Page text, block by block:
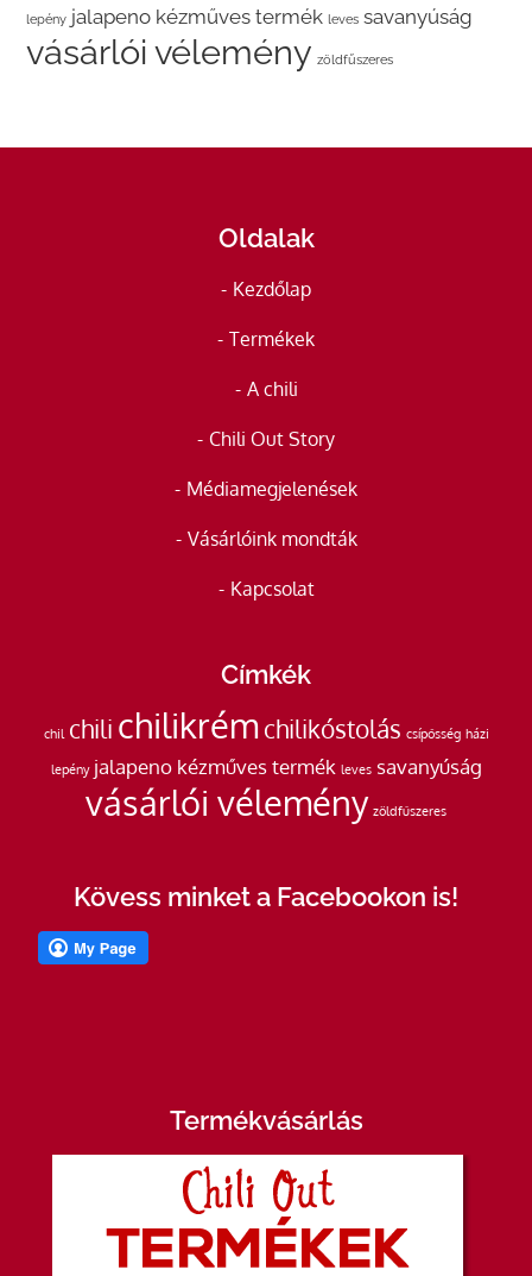
lepény jalapeno kézműves termék leves savanyúság
vásárlói vélemény zöldfűszeres
Oldalak
Kezdőlap
Termékek
A chili
Chili Out Story
Médiamegjelenések
Vásárlóink mondták
Kapcsolat
Címkék
chil chili chilikrém chilikóstolás csípősség házi
lepény jalapeno kézműves termék leves savanyúság
vásárlói vélemény zöldfűszeres
Kövess minket a Facebookon is!
Termékvásárlás